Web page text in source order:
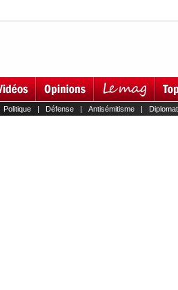
Politique| Défense| Antisémitisme|